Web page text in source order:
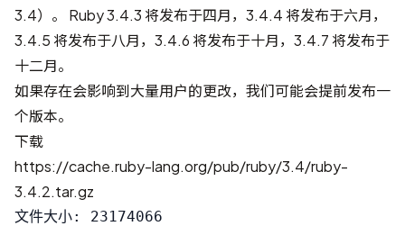
3.4）。 Ruby 3.4.3 将发布于四月，3.4.4 将发布于六月，
3.4.5 将发布于八月，3.4.6 将发布于十月，3.4.7 将发布于
十二月。
如果存在会影响到大量用户的更改，我们可能会提前发布一
个版本。
下载
https://cache.ruby-lang.org/pub/ruby/3.4/ruby-
3.4.2.tar.gz
文件大小: 23174066